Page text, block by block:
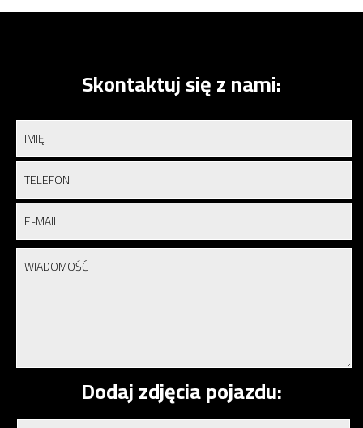
Skontaktuj się z nami:
Dodaj zdjęcia pojazdu: